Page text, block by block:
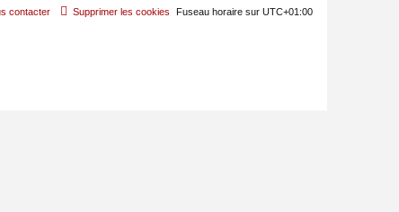
Fuseau horaire sur UTC+01:00
Supprimer les cookies
contacter